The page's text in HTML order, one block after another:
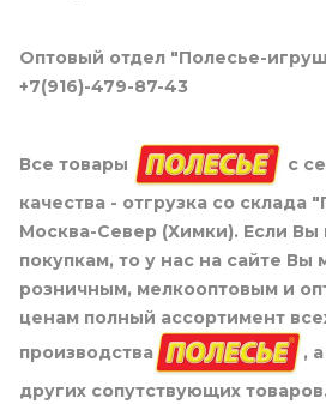
Оптовый отдел "Полесье-
+7(916)-479-87-43
Все товары
с
качества - отгрузка со склада
Москва-Север (Химки). Если Вы
покупкам, то у нас на сайте Вы
розничным, мелкооптовым и
ценам полный ассортимент
производства
,
других сопутствующих товаров.